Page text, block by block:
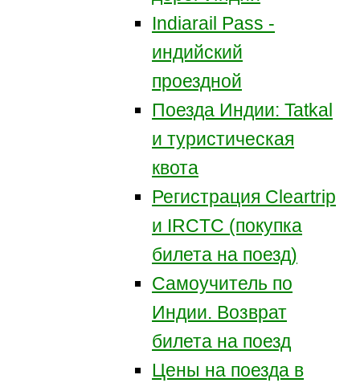
Indiarail Pass -
индийский
проездной
Поезда Индии: Tatkal
и туристическая
квота
Регистрация Сleartrip
и IRCTC (покупка
билета на поезд)
Самоучитель по
Индии. Возврат
билета на поезд
Цены на поезда в